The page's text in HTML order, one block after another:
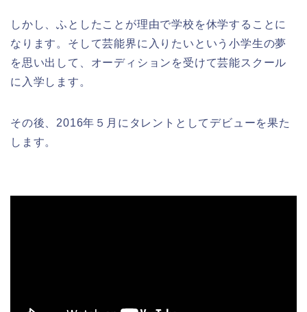
しかし、ふとしたことが理由で学校を休学することに
なります。そして芸能界に入りたいという小学生の夢
を思い出して、オーディションを受けて芸能スクール
に入学します。
その後、2016年５月にタレントとしてデビューを果た
します。